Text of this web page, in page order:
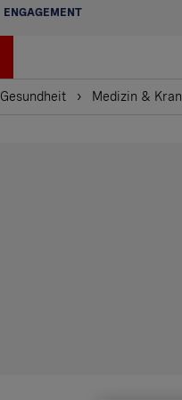
ENGAGEMENT
Gesundheit Medizin &